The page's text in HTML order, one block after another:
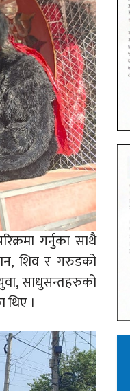
गर्नुका साथै
शिव र गरुडको
साधुसन्तहरुको
थिए ।